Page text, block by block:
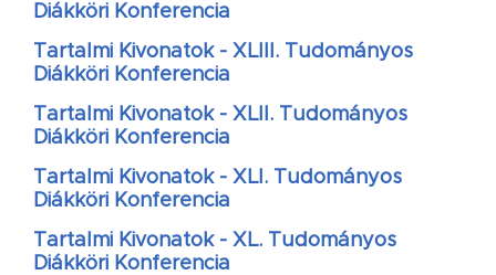
Diákköri Konferencia
Tartalmi Kivonatok - XLIII. Tudományos
Diákköri Konferencia
Tartalmi Kivonatok - XLII. Tudományos
Diákköri Konferencia
Tartalmi Kivonatok - XLI. Tudományos
Diákköri Konferencia
Tartalmi Kivonatok - XL. Tudományos
Diákköri Konferencia